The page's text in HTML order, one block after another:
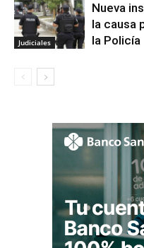
Judiciales
Nueva
la causa
la Policía